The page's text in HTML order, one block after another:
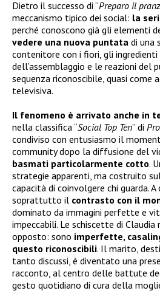
Dietro il successo di “Preparo il
meccanismo tipico dei social: la
perché conoscono già gli elementi
vedere una nuova puntata di una
contenitore con i fiori, gli
dell’assemblaggio e le reazioni del
sequenza riconoscibile, quasi come
televisiva.
Il fenomeno è arrivato anche in
nella classifica “Social Top Ten” di
condiviso con entusiasmo il
community dopo la diffusione del
basmati particolarmente cotto.
strategie apparenti, ma costruito
capacità di coinvolgere chi guarda.
soprattutto il contrasto con il
dominato da immagini perfette e
impeccabili. Le schiscette di Claudia
opposto: sono imperfette,
questo riconoscibili. Il marito,
tanto discussi, è diventato una
racconto, al centro delle battute
gesto quotidiano di cura della